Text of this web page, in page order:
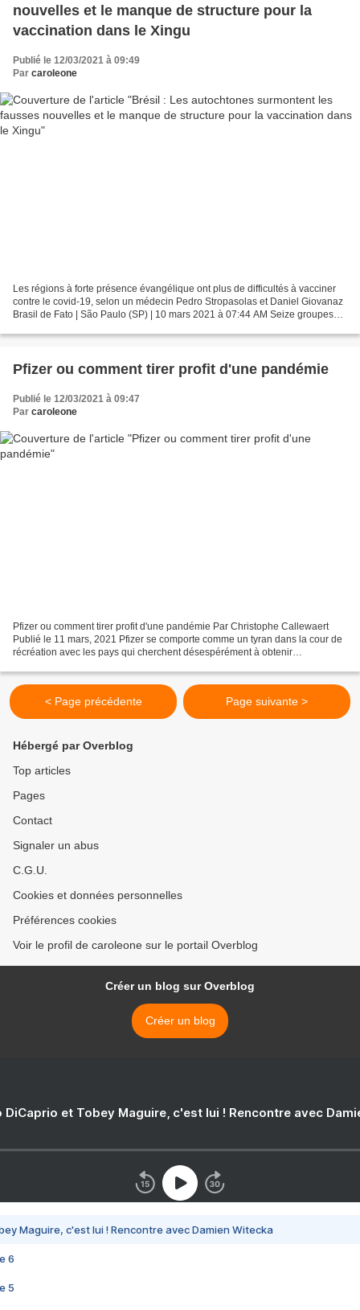
nouvelles et le manque de structure pour la
vaccination dans le Xingu
Publié le 12/03/2021 à 09:49
Par caroleone
Les régions à forte présence évangélique ont plus de difficultés à vacciner
contre le covid-19, selon un médecin Pedro Stropasolas et Daniel Giovanaz
Brasil de Fato | São Paulo (SP) | 10 mars 2021 à 07:44 AM Seize groupes
Pfizer ou comment tirer profit d'une pandémie
Publié le 12/03/2021 à 09:47
Par caroleone
Pfizer ou comment tirer profit d'une pandémie Par Christophe Callewaert
Publié le 11 mars, 2021 Pfizer se comporte comme un tyran dans la cour de
récréation avec les pays qui cherchent désespérément à obtenir
< Page précédente Page suivante >
Hébergé par Overblog
Top articles
Pages
Contact
Signaler un abus
C.G.U.
Cookies et données personnelles
Préférences cookies
Voir le profil de caroleone sur le portail Overblog
Créer un blog sur Overblog
Créer un blog
DiCaprio et Tobey Maguire, c'est lui ! Rencontre avec
Maguire, c'est lui ! Rencontre avec Damien Witecka
6
5